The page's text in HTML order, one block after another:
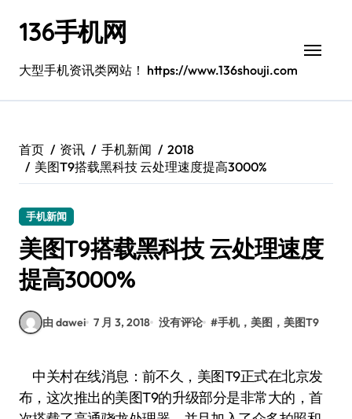
136手机网
大型手机资讯类网站！ https://www.136shouji.com
首页 资讯 手机新闻
2018
美图T9搭载黑科技 云处理速度提高3000%
手机新闻
美图T9搭载黑科技 云处理速度
提高3000%
由 dawei 7 月 3, 2018 没有评论 #手机，美图，美图T9
中关村在线消息：前不久，美图T9正式在北京发
布，这次推出的美图T9的升级部分是非常大的，首